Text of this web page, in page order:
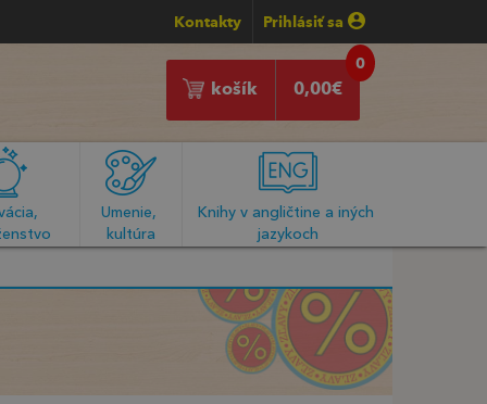
Kontakty Prihlásiť sa
0
0,00€
košík
Umenie,
kultúra
Knihy v angličtine a iných
jazykoch